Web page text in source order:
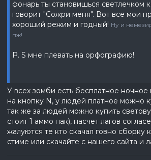
фонарь ты становишься светлечком
говорит "Сожри меня". Вот все мои
хороший режим и годный! Ну и
пж!
P. S мне плевать на орфографию!
У всех зомби есть бесплатное ночное
на кнопку N, у людей платное можно
так же за людей можно купить
стоит 1 аммо пак), насчет лагов
жалуются те кто скачал говно сборку
стиме или скачайте с нашего сайта и